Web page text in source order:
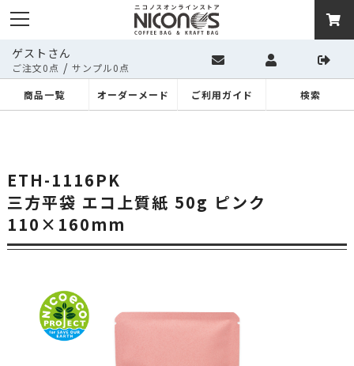
ゲストさん
ご注文0点 / サンプル0点
商品一覧
オーダーメード ご利用ガイド 検索
ETH-1116PK
三方平袋 エコ上質紙 50g ピンク
110×160mm